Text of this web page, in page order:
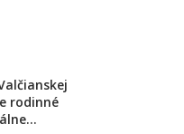
rodinné